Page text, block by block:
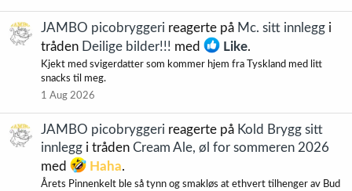
JAMBO picobryggeri reagerte på Mc. sitt innlegg i
tråden Deilige bilder!!! med Like.
Kjekt med svigerdatter som kommer hjem fra Tyskland med litt
snacks til meg.
1 Aug 2026
JAMBO picobryggeri reagerte på Kold Brygg sitt
innlegg i tråden Cream Ale, øl for sommeren 2026
med
Haha.
Årets Pinnenkelt ble så tynn og smakløs at ethvert tilhenger av Bud